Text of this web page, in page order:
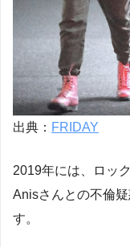
出典： FRIDAY
2019年には、ロッ
Anisさんとの不倫
す。